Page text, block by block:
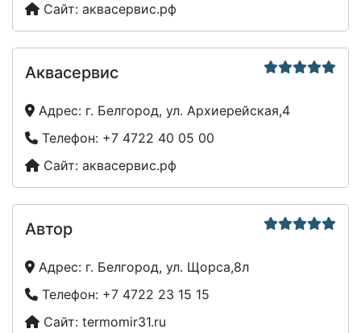
Сайт: аквасервис.рф
Аквасервис
Адрес: г. Белгород, ул. Архиерейская,4
Телефон: +7 4722 40 05 00
Сайт: аквасервис.рф
Автор
Адрес: г. Белгород, ул. Щорса,8л
Телефон: +7 4722 23 15 15
Сайт: termomir31.ru